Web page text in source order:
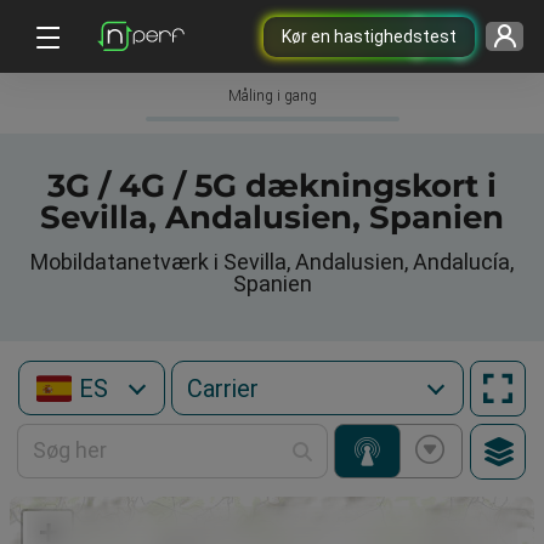
Kør en hastighedstest
Måling i gang
3G / 4G / 5G dækningskort i
Sevilla, Andalusien, Spanien
Mobildatanetværk i Sevilla, Andalusien, Andalucía,
Spanien
ES